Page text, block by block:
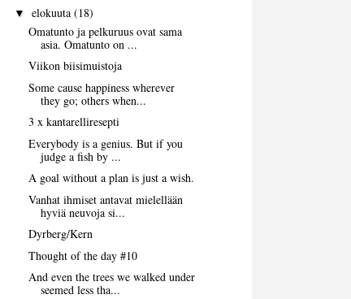
▼ elokuuta (18)
Omatunto ja pelkuruus ovat sama
asia. Omatunto on ...
Viikon biisimuistoja
Some cause happiness wherever
they go; others when...
3 x kantarelliresepti
Everybody is a genius. But if you
judge a fish by ...
A goal without a plan is just a wish.
Vanhat ihmiset antavat mielellään
hyviä neuvoja si...
Dyrberg/Kern
Thought of the day #10
And even the trees we walked under
seemed less tha...